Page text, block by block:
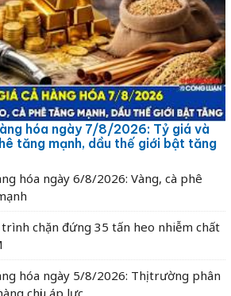
hóa ngày 7/8/2026: Tỷ giá và
tăng mạnh, dầu thế giới bật tăng
hóa ngày 6/8/2026: Vàng, cà phê
trình chặn đứng 35 tấn heo nhiễm chất
hóa ngày 5/8/2026: Thị trường phân